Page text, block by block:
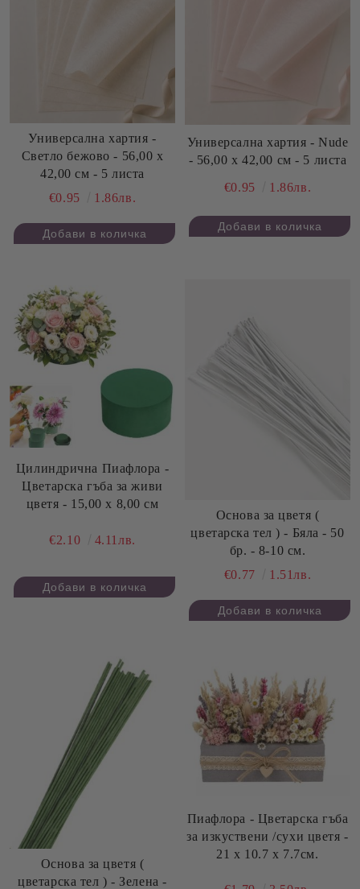
Универсална хартия -
Светло бежово - 56,00 х
42,00 см - 5 листа
€0.95
1.86лв.
Универсална хартия - Nude
- 56,00 х 42,00 см - 5 листа
€0.95 1.86лв.
Цилиндрична Пиафлора -
Цветарска гъба за живи
цветя - 15,00 х 8,00 см
€2.10 4.11лв.
Основа за цветя (
цветарска тел ) - Бяла - 50
бр. - 8-10 см.
€0.77
1.51лв.
Основа за цветя (
цветарска тел ) - Зелена -
Пиафлора - Цветарска гъба
за изкуствени /сухи цветя -
21 х 10.7 х 7.7см.